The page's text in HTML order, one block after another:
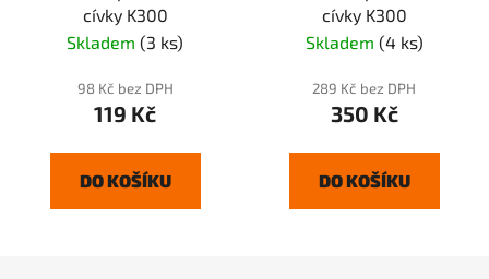
cívky K300
Skladem (3 ks)
98 Kč bez DPH
119 Kč
DO KOŠÍKU
cívky K300
Skladem (4 ks)
289 Kč bez DPH
350 Kč
DO KOŠÍKU